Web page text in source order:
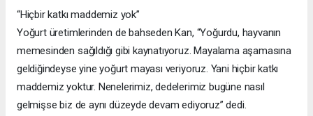
“Hiçbir katkı maddemiz yok”
Yoğurt üretimlerinden de bahseden Kan, “Yoğurdu, hayvanın
memesinden sağıldığı gibi kaynatıyoruz. Mayalama aşamasına
geldiğindeyse yine yoğurt mayası veriyoruz. Yani hiçbir katkı
maddemiz yoktur. Nenelerimiz, dedelerimiz bugüne nasıl
gelmişse biz de aynı düzeyde devam ediyoruz” dedi.